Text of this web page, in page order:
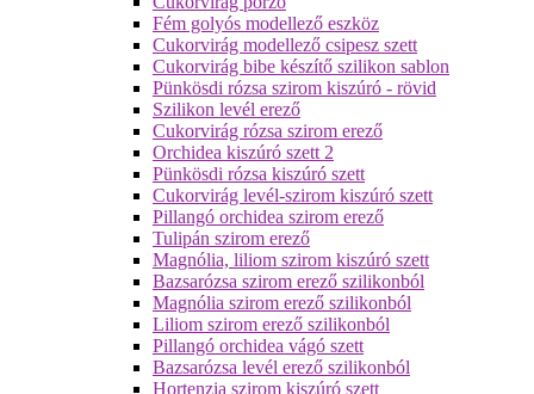
Fém golyós modellező eszköz
Cukorvirág modellező csipesz szett
Cukorvirág bibe készítő szilikon sablon
Pünkösdi rózsa szirom kiszúró - rövid
Szilikon levél erező
Cukorvirág rózsa szirom erező
Orchidea kiszúró szett 2
Pünkösdi rózsa kiszúró szett
Cukorvirág levél-szirom kiszúró szett
Pillangó orchidea szirom erező
Tulipán szirom erező
Magnólia, liliom szirom kiszúró szett
Bazsarózsa szirom erező szilikonból
Magnólia szirom erező szilikonból
Liliom szirom erező szilikonból
Pillangó orchidea vágó szett
Bazsarózsa levél erező szilikonból
Hortenzia szirom kiszúró szett